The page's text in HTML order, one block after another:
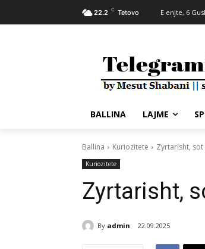
22.2 C Tetovo E enjte, 6
BALLINA LAJME
Ballina Kuriozitete Zyrtarisht, sot
Kuriozitete
Zyrtarisht,
By admin 22.09.2025